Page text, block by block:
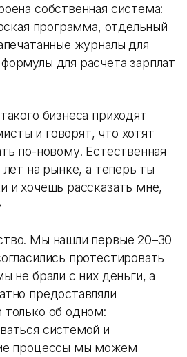
собственная система:
программа, отдельный
журналы для
для расчета зарплат
бизнеса приходят
и говорят, что хотят
по-новому. Естественная
на рынке, а теперь ты
и хочешь рассказать мне,
Мы нашли первые 20–30
протестировать
не брали с них деньги, а
предоставляли
об одном:
системой и
процессы мы можем